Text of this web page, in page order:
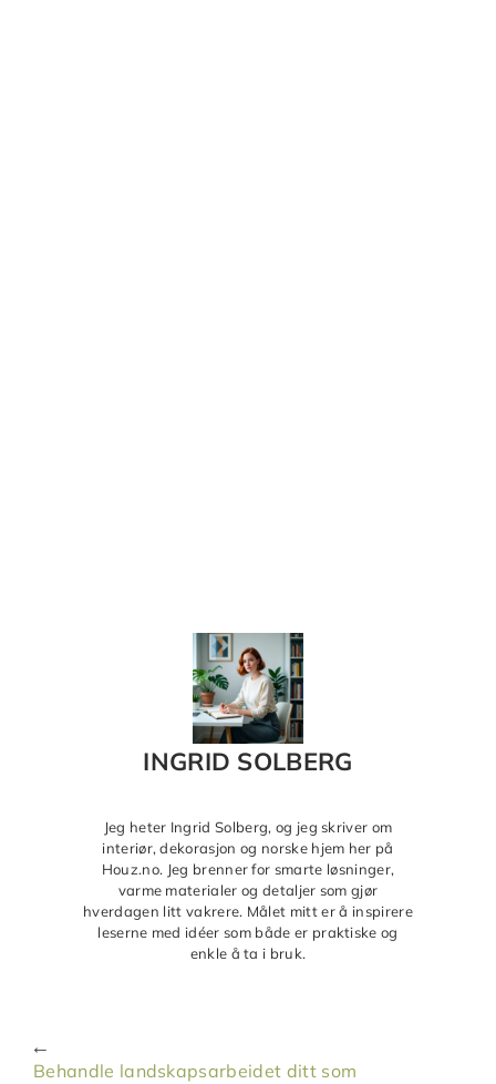
INGRID SOLBERG
Jeg heter Ingrid Solberg, og jeg skriver om
interiør, dekorasjon og norske hjem her på
Houz.no. Jeg brenner for smarte løsninger,
varme materialer og detaljer som gjør
hverdagen litt vakrere. Målet mitt er å inspirere
leserne med idéer som både er praktiske og
enkle å ta i bruk.
Behandle landskapsarbeidet ditt som